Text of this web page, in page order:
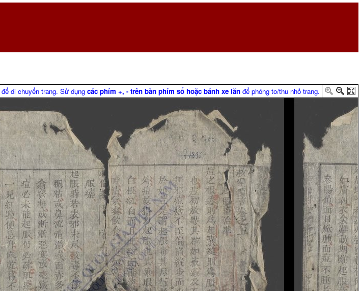
để di chuyển trang. Sử dụng các phím +, - trên bàn phím số hoặc bánh xe lăn để phóng to/thu nhỏ trang.